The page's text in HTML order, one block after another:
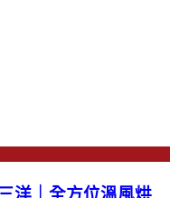
洋｜全方位溫風烘